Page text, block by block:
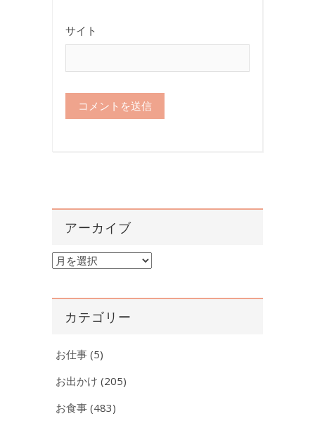
サイト
アーカイブ
ア
カ
カテゴリー
お仕事 (5)
お出かけ (205)
お食事 (483)